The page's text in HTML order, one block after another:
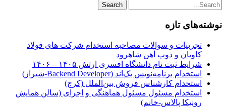
نوشته‌های تازه
تجربیات و سوالات مصاحبه استخدام شرکت های فولاد
کاویان و ذوب آهن شاهرود
شرایط ثبت نام دانشگاه افسری ارتش ۱۴۰۵ – ۱۴۰۶
استخدام برنامه‌نویس بک‌اند (Backend Developer-شیراز)
استخدام کارشناس فروش بین‌الملل (کرج)
استخدام مسئول مسئول هماهنگی و اجرای (سالن همایش
رونیکا پالاس-خانم)